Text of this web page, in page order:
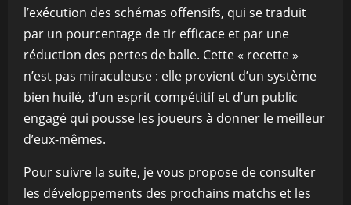
l’exécution des schémas offensifs, qui se traduit
par un pourcentage de tir efficace et par une
réduction des pertes de balle. Cette « recette »
n’est pas miraculeuse : elle provient d’un système
bien huilé, d’un esprit compétitif et d’un public
engagé qui pousse les joueurs à donner le meilleur
d’eux-mêmes.
Pour suivre la suite, je vous propose de consulter
les développements des prochains matchs et les